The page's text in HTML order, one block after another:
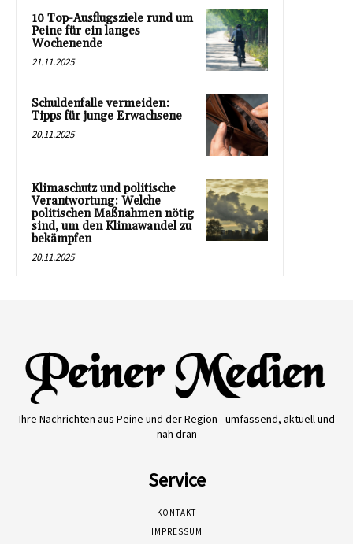
10 Top-Ausflugsziele rund um
Peine für ein langes
Wochenende
21.11.2025
Schuldenfalle vermeiden:
Tipps für junge Erwachsene
20.11.2025
Klimaschutz und politische
Verantwortung: Welche
politischen Maßnahmen nötig
sind, um den Klimawandel zu
bekämpfen
20.11.2025
Ihre Nachrichten aus Peine und der Region - umfassend, aktuell und
nah dran
Service
KONTAKT
IMPRESSUM